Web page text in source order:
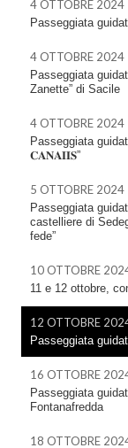
4 OTTOBRE 2024
Passeggiata
4 OTTOBRE 2024
Passeggiata
Zanette” di Sacile
4 OTTOBRE 2024
Passeggiata
𝐂𝐀𝐍𝐀𝐈𝐈𝐒”
5 OTTOBRE 2024
Passeggiata
castelliere di
fede”
10 OTTOBRE
11 e 12 ottobre,
12 OTTOBRE
Passeggiata
16 OTTOBRE
Passeggiata
Fontanafredda
18 OTTOBRE